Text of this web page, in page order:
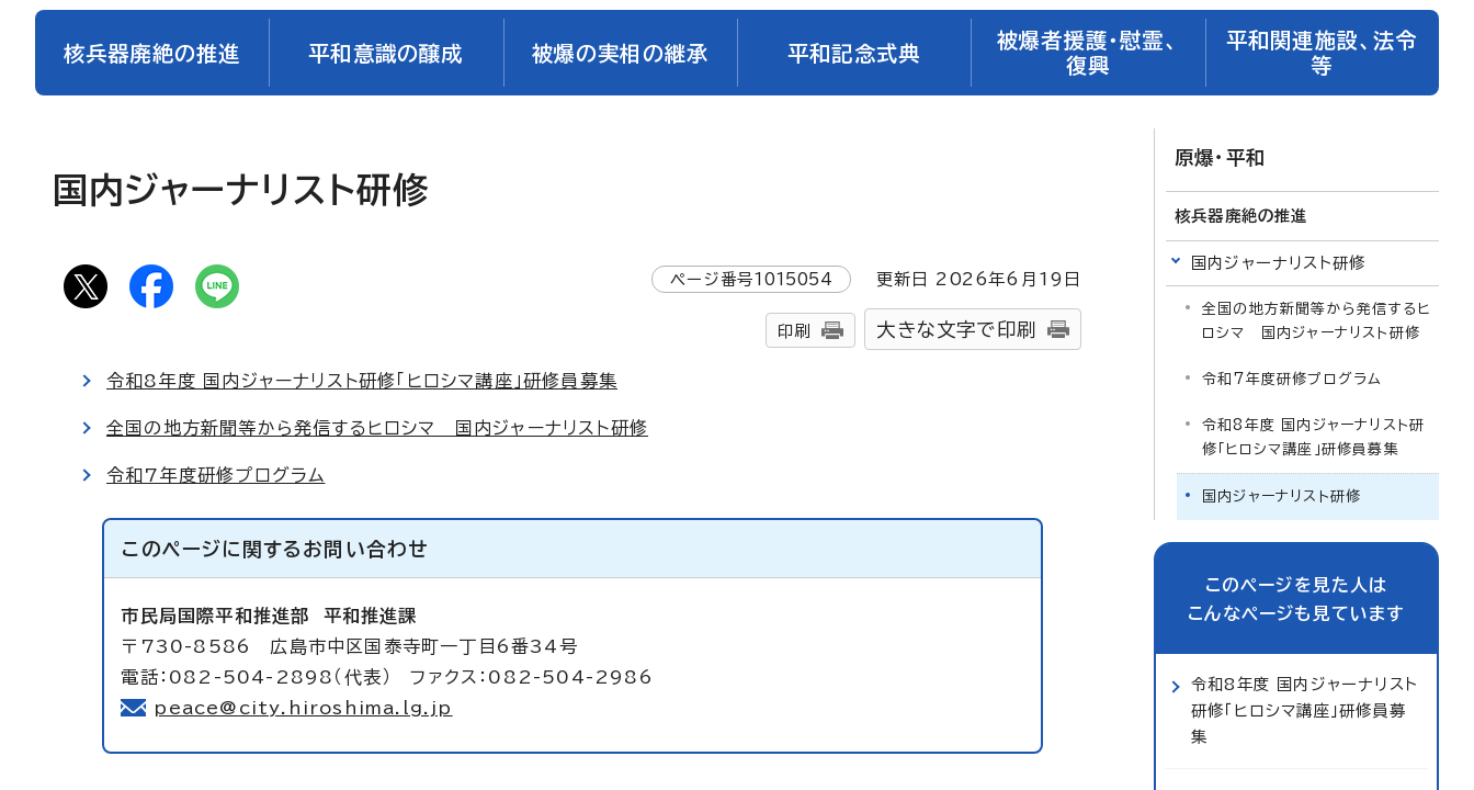
核兵器廃絶の推進 平和意識の醸成 被爆の実相の継承 平和記念式典
被爆者援護・慰霊、
復興
平和関連施設、法令
等
国内ジャーナリスト研修
ページ番号1015054 更新日 2026年6月 19 日
印刷 大きな文字で印刷
令和8年度 国内ジャーナリスト研修「ヒロシマ講座」研修員募集
全国の地方新聞等から発信するヒロシマ 国内ジャーナリスト研修
令和7年度研修プログラム
このページに関する お問い合わせ
市民局国際平和推進部 平和推進課
〒730-8586 広島市中区国泰寺町一丁目6番34号
電話：082-504-2898（代表） ファクス：082-504-2986
peace@city.hiroshima.lg.jp
原爆・平和
核兵器廃絶の推進
国内ジャーナリスト研修
全国の地方新聞等から発信するヒ
ロシマ 国内ジャーナリスト研修
令和7年度研修プログラム
令和8年度 国内ジャーナリスト研
修「ヒロシマ講座」研修員募集
国内ジャーナリスト研修
このページを見た人は
こんなページも見ています
令和8年度 国内ジャーナリスト
研修「ヒロシマ講座」研修員募
集